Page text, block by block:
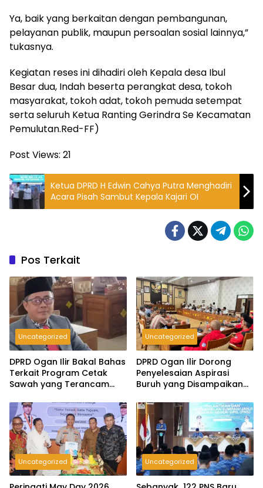
Ya, baik yang berkaitan dengan pembangunan,
pelayanan publik, maupun persoalan sosial lainnya,”
tukasnya.
Kegiatan reses ini dihadiri oleh Kepala desa Ibul
Besar dua, Indah beserta perangkat desa, tokoh
masyarakat, tokoh adat, tokoh pemuda setempat
serta seluruh Ketua Ranting Gerindra Se Kecamatan
Pemulutan.Red-FF)
Post Views: 21
Ketua DPRD H Edwin Cahya Putra Menghadiri
Acara Pisah Sambut Kepala Kajari OI
Pos Terkait
Uncategorized
DPRD Ogan Ilir Bakal Bahas
Terkait Program Cetak
Sawah yang Terancam
Uncategorized
DPRD Ogan Ilir Dorong
Penyelesaian Aspirasi
Buruh yang Disampaikan
2026
Uncategorized Uncategorized